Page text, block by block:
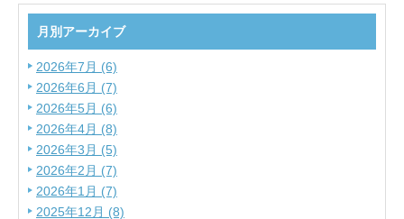
月別アーカイブ
2026年7月 (6)
2026年6月 (7)
2026年5月 (6)
2026年4月 (8)
2026年3月 (5)
2026年2月 (7)
2026年1月 (7)
2025年12月 (8)